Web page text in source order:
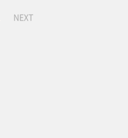
NEXT